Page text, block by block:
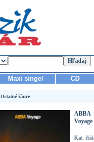
Maxi singel CD
Ostatné žánre
ABBA
Voyage
Kat.